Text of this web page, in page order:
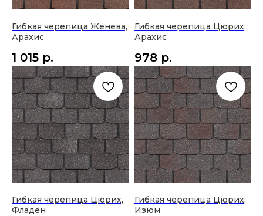
Гибкая черепица Женева,
Арахис
1 015 р.
Гибкая черепица Цюрих,
Арахис
978 р.
Гибкая черепица Цюрих,
Фладен
Гибкая черепица Цюрих,
Изюм